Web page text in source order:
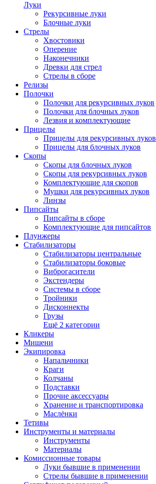
Луки
Рекурсивные луки
Блочные луки
Стрелы
Хвостовики
Оперение
Наконечники
Древки для стрел
Стрелы в сборе
Релизы
Полочки
Полочки для рекурсивных луков
Полочки для блочных луков
Лезвия и комплектующие
Прицелы
Прицелы для рекурсивных луков
Прицелы для блочных луков
Скопы
Скопы для блочных луков
Скопы для рекурсивных луков
Комплектующие для скопов
Мушки для рекурсивных луков
Линзы
Пипсайты
Пипсайты в сборе
Комплектующие для пипсайтов
Плунжеры
Стабилизаторы
Стабилизаторы центральные
Стабилизаторы боковые
Виброгасители
Экстендеры
Системы в сборе
Тройники
Дисконнекты
Грузы
Ещё 2 категории
Кликеры
Мишени
Экипировка
Напальчники
Краги
Колчаны
Подставки
Прочие аксессуары
Хранение и транспортировка
Маслёнки
Тетивы
Инструменты и материалы
Инструменты
Материалы
Комиссионные товары
Луки бывшие в применении
Стрелы бывшие в применении